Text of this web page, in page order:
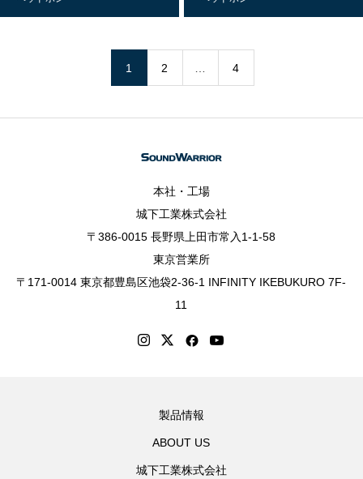
1 2 4
本社・工場
城下工業株式会社
〒386-0015 長野県上田市常入1-1-58
東京営業所
〒171-0014 東京都豊島区池袋2-36-1 INFINITY IKEBUKURO 7F-
11
製品情報
ABOUT US
城下工業株式会社